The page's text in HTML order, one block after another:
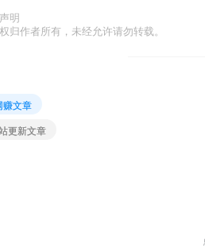
明
归作者所有，未经允许请勿转载。
赚文章
更新文章